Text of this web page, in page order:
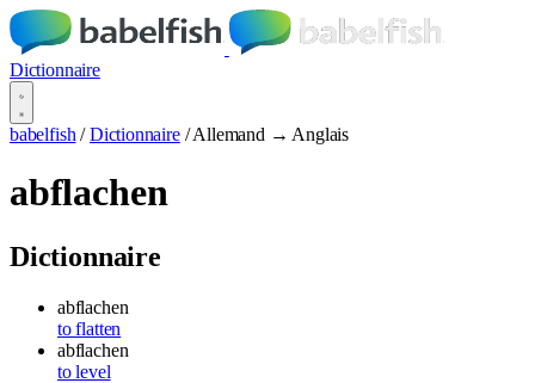
Dictionnaire
babelfish / Dictionnaire / Allemand → Anglais
abflachen
Dictionnaire
abflachen
to flatten
abflachen
to level